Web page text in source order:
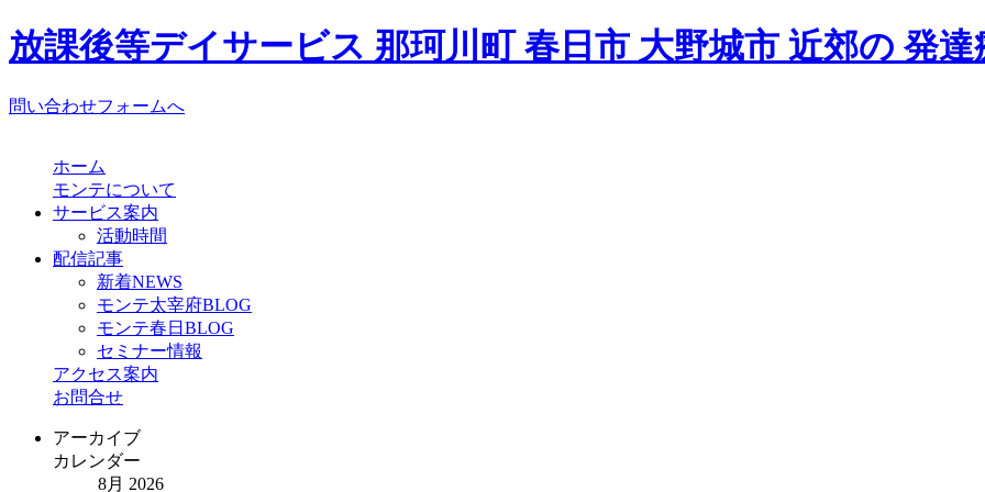
放課後等デイサービス 那珂川町 春日市 大野城市 近郊の 発
問い合わせフォームへ
ホーム
モンテについて
サービス案内
活動時間
配信記事
新着NEWS
モンテ太宰府BLOG
モンテ春日BLOG
セミナー情報
アクセス案内
お問合せ
アーカイブ
カレンダー
8月 2026